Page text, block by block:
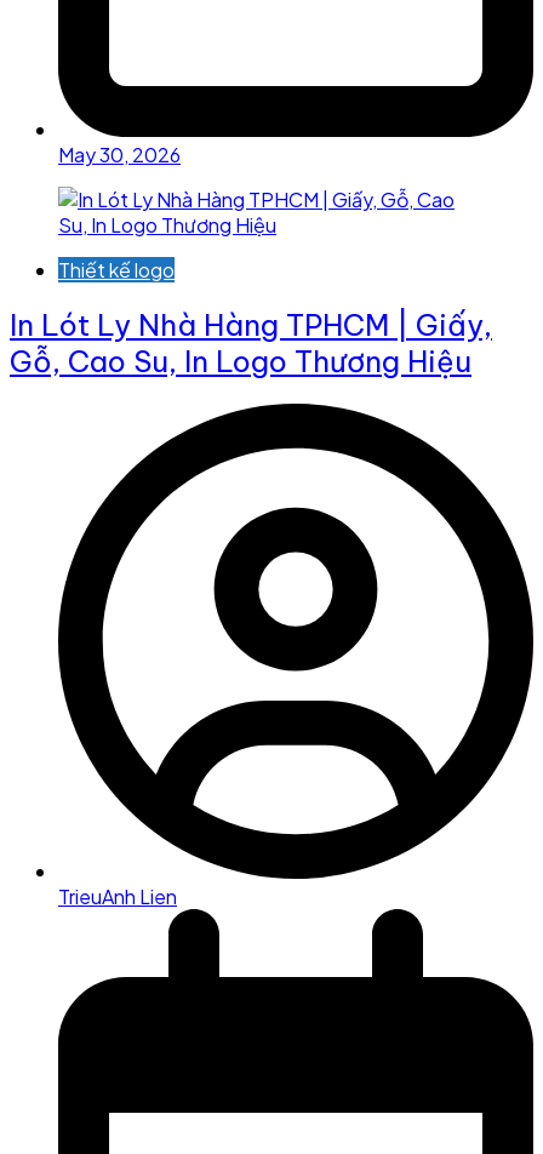
May 30, 2026
Thiết kế logo
In Lót Ly Nhà Hàng TPHCM | Giấy,
Gỗ, Cao Su, In Logo Thương Hiệu
TrieuAnh Lien